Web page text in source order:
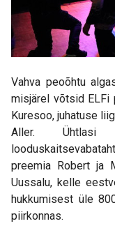
Vahva peoõhtu
misjärel võtsid ELFi
Kuresoo, juhatuse
Aller. Ühtlasi
preemia Robert ja
Uussalu, kelle
hukkumisest üle
piirkonnas.